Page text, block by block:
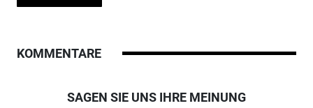
KOMMENTARE
SAGEN SIE UNS IHRE MEINUNG